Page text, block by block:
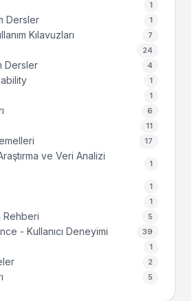
1
Dersler 1
Kılavuzları 7
24
Dersler 4
1
1
6
11
17
ve Veri Analizi
1
1
1
Rehberi 5
- Kullanıcı Deneyimi 39
1
2
5